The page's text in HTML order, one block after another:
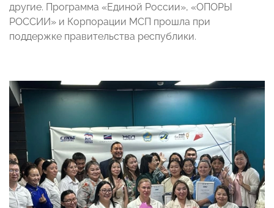
другие. Программа «Единой России», «ОПОРЫ
РОССИИ» и Корпорации МСП прошла при
поддержке правительства республики.